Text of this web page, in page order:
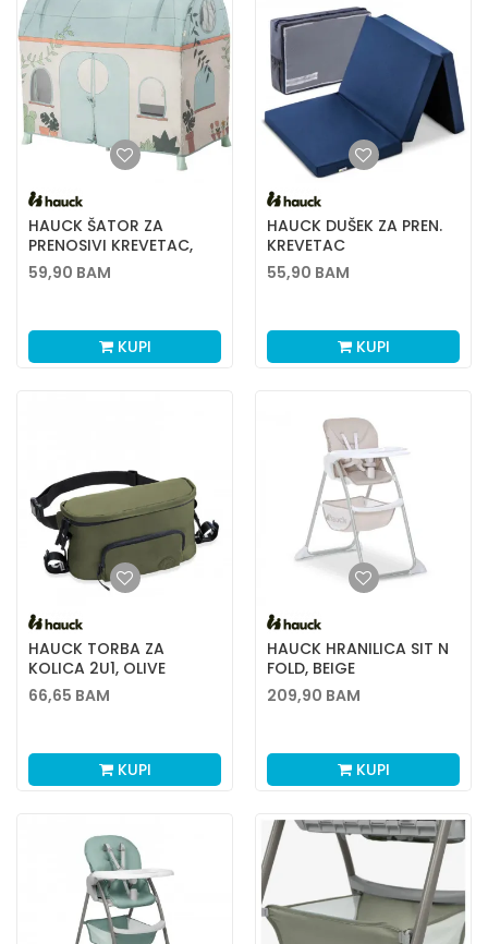
HAUCK ŠATOR ZA
PRENOSIVI KREVETAC,
PLANTS
59,90 BAM
KUPI
HAUCK DUŠEK ZA PREN.
KREVETAC
SLEEPER,120X60, NAVY
55,90 BAM
KUPI
HAUCK TORBA ZA
KOLICA 2U1, OLIVE
66,65 BAM
KUPI
HAUCK HRANILICA SIT N
FOLD, BEIGE
209,90 BAM
KUPI